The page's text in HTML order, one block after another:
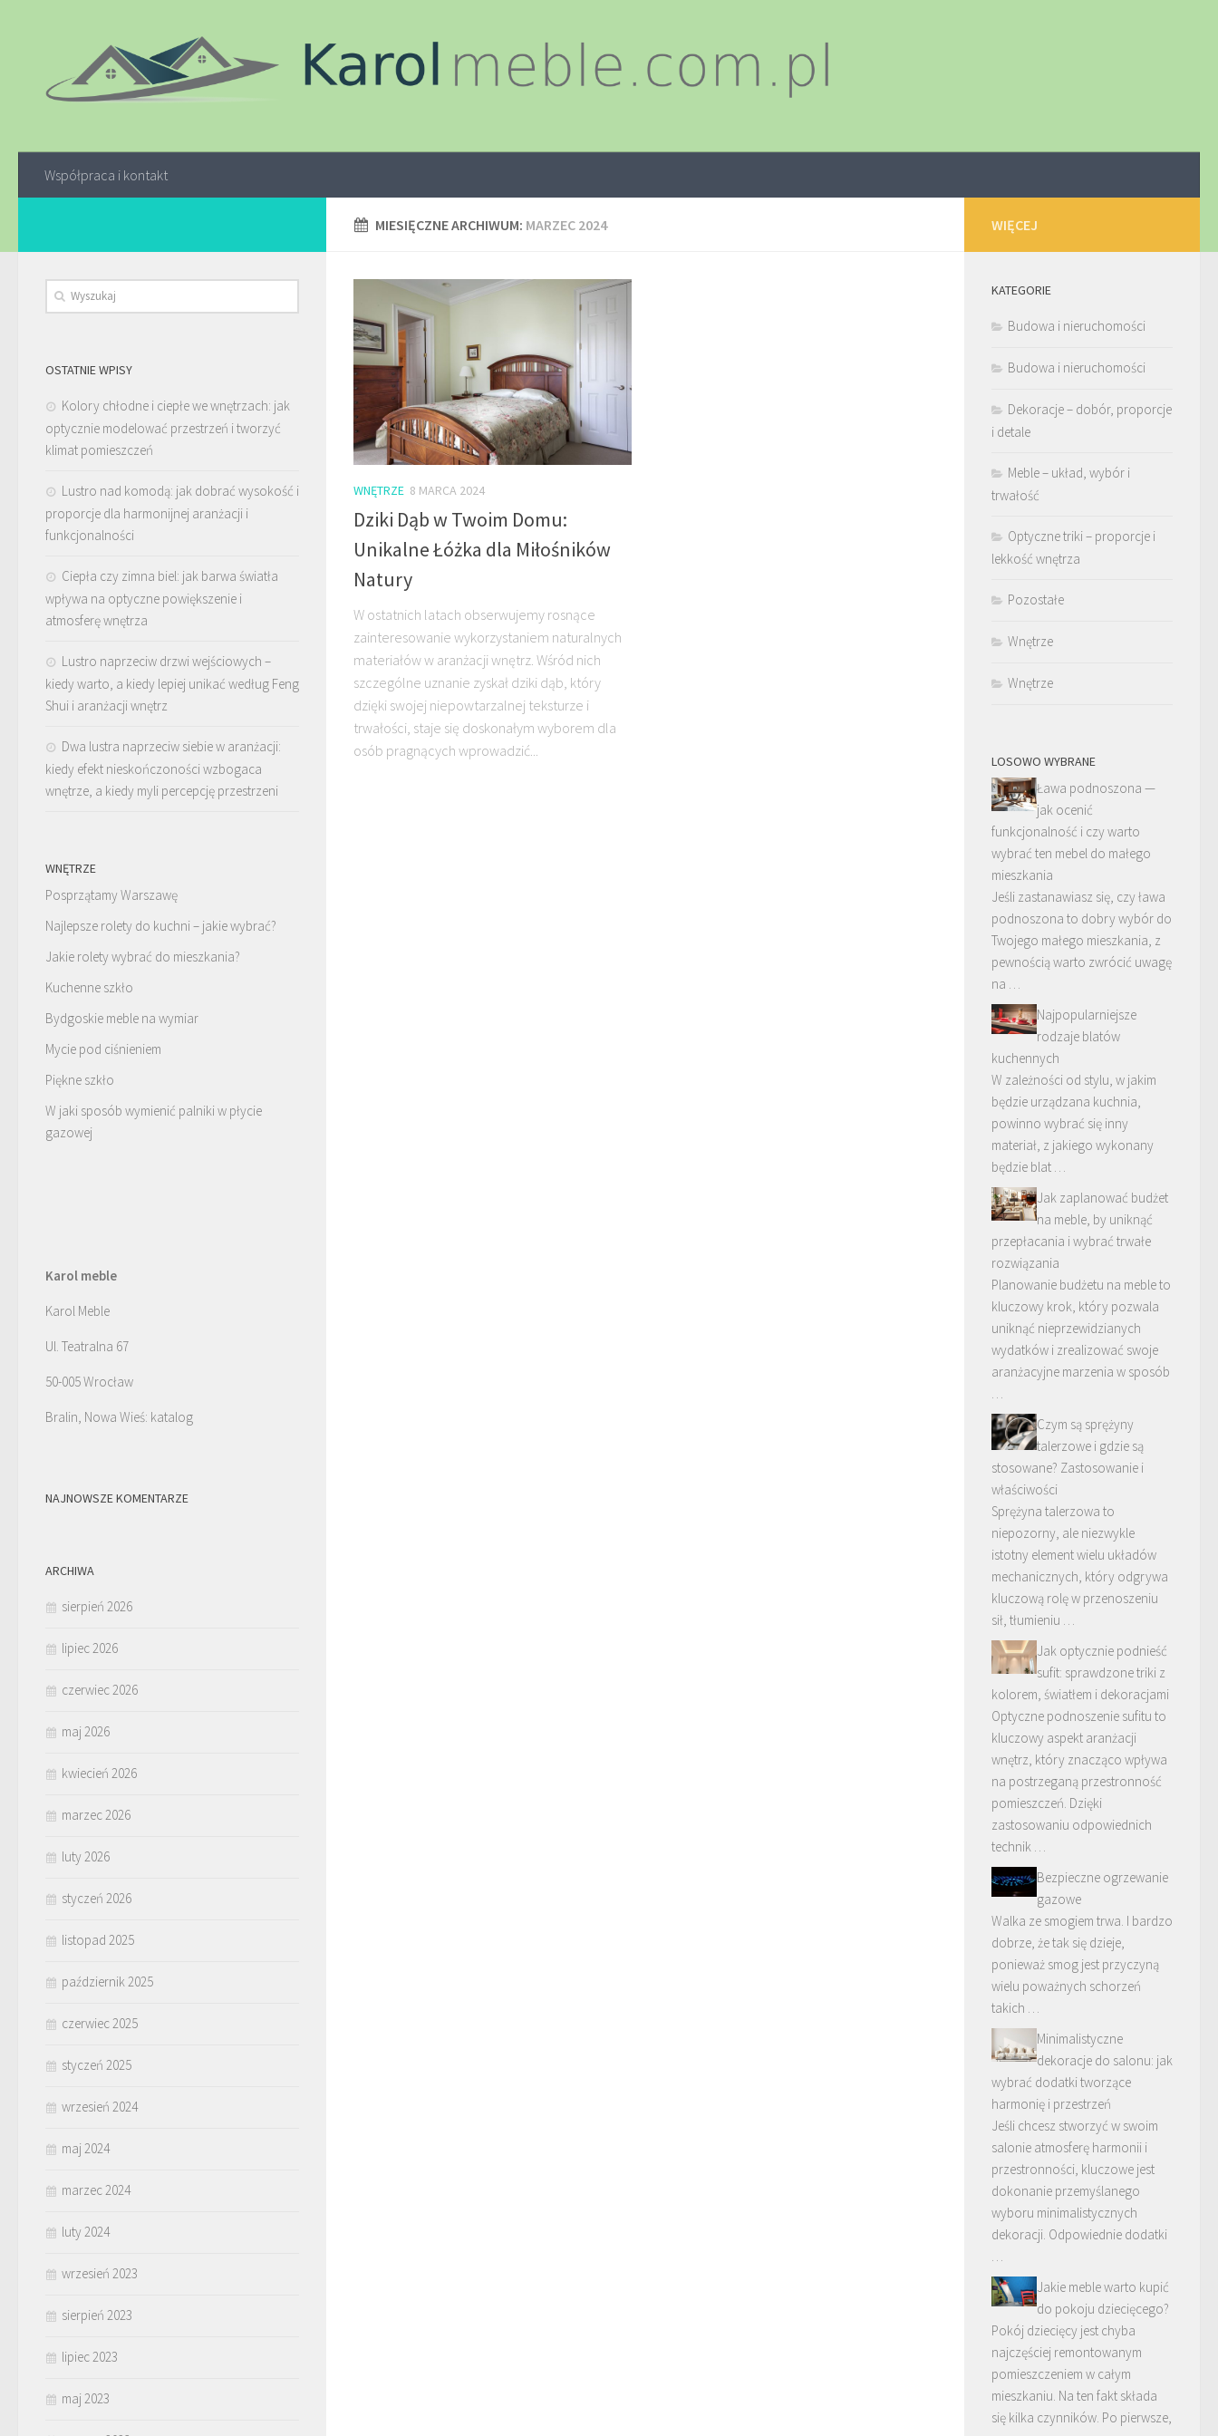
Współpraca i kontakt
MIESIĘCZNE ARCHIWUM: MARZEC 2024
WNĘTRZE 8 MARCA 2024
Dziki Dąb w Twoim Domu:
Unikalne Łóżka dla Miłośników
Natury
W ostatnich latach obserwujemy rosnące
zainteresowanie wykorzystaniem naturalnych
materiałów w aranżacji wnętrz. Wśród nich
szczególne uznanie zyskał dziki dąb, który
dzięki swojej niepowtarzalnej teksturze i
trwałości, staje się doskonałym wyborem dla
osób pragnących wprowadzić...
OSTATNIE WPISY
Kolory chłodne i ciepłe we wnętrzach: jak
optycznie modelować przestrzeń i tworzyć
klimat pomieszczeń
Lustro nad komodą: jak dobrać wysokość i
proporcje dla harmonijnej aranżacji i
funkcjonalności
Ciepła czy zimna biel: jak barwa światła
wpływa na optyczne powiększenie i
atmosferę wnętrza
Lustro naprzeciw drzwi wejściowych –
kiedy warto, a kiedy lepiej unikać według Feng
Shui i aranżacji wnętrz
Dwa lustra naprzeciw siebie w aranżacji:
kiedy efekt nieskończoności wzbogaca
wnętrze, a kiedy myli percepcję przestrzeni
WNĘTRZE
Posprzątamy Warszawę
Najlepsze rolety do kuchni – jakie wybrać?
Jakie rolety wybrać do mieszkania?
Kuchenne szkło
Bydgoskie meble na wymiar
Mycie pod ciśnieniem
Piękne szkło
W jaki sposób wymienić palniki w płycie
gazowej
Karol meble
Karol Meble
Ul. Teatralna 67
50-005 Wrocław
Bralin, Nowa Wieś: katalog
NAJNOWSZE KOMENTARZE
ARCHIWA
sierpień 2026
lipiec 2026
czerwiec 2026
maj 2026
kwiecień 2026
marzec 2026
luty 2026
styczeń 2026
listopad 2025
październik 2025
czerwiec 2025
styczeń 2025
wrzesień 2024
maj 2024
marzec 2024
luty 2024
wrzesień 2023
sierpień 2023
lipiec 2023
maj 2023
WIĘCEJ
KATEGORIE
Budowa i nieruchomości
Budowa i nieruchomości
Dekoracje – dobór, proporcje
i detale
Meble – układ, wybór i
trwałość
Optyczne triki – proporcje i
lekkość wnętrza
Pozostałe
Wnętrze
Wnętrze
LOSOWO WYBRANE
Ława podnoszona —
jak ocenić
funkcjonalność i czy warto
wybrać ten mebel do małego
mieszkania
Jeśli zastanawiasz się, czy ława
podnoszona to dobry wybór do
Twojego małego mieszkania, z
pewnością warto zwrócić uwagę
na …
Najpopularniejsze
rodzaje blatów
kuchennych
W zależności od stylu, w jakim
będzie urządzana kuchnia,
powinno wybrać się inny
materiał, z jakiego wykonany
będzie blat …
Jak zaplanować budżet
na meble, by uniknąć
przepłacania i wybrać trwałe
rozwiązania
Planowanie budżetu na meble to
kluczowy krok, który pozwala
uniknąć nieprzewidzianych
wydatków i zrealizować swoje
aranżacyjne marzenia w sposób
…
Czym są sprężyny
talerzowe i gdzie są
stosowane? Zastosowanie i
właściwości
Sprężyna talerzowa to
niepozorny, ale niezwykle
istotny element wielu układów
mechanicznych, który odgrywa
kluczową rolę w przenoszeniu
sił, tłumieniu …
Jak optycznie podnieść
sufit: sprawdzone triki z
kolorem, światłem i dekoracjami
Optyczne podnoszenie sufitu to
kluczowy aspekt aranżacji
wnętrz, który znacząco wpływa
na postrzeganą przestronność
pomieszczeń. Dzięki
zastosowaniu odpowiednich
technik …
Bezpieczne ogrzewanie
gazowe
Walka ze smogiem trwa. I bardzo
dobrze, że tak się dzieje,
ponieważ smog jest przyczyną
wielu poważnych schorzeń
takich …
Minimalistyczne
dekoracje do salonu: jak
wybrać dodatki tworzące
harmonię i przestrzeń
Jeśli chcesz stworzyć w swoim
salonie atmosferę harmonii i
przestronności, kluczowe jest
dokonanie przemyślanego
wyboru minimalistycznych
dekoracji. Odpowiednie dodatki
…
Jakie meble warto kupić
do pokoju dziecięcego?
Pokój dziecięcy jest chyba
najczęściej remontowanym
pomieszczeniem w całym
mieszkaniu. Na ten fakt składa
się kilka czynników. Po pierwsze,